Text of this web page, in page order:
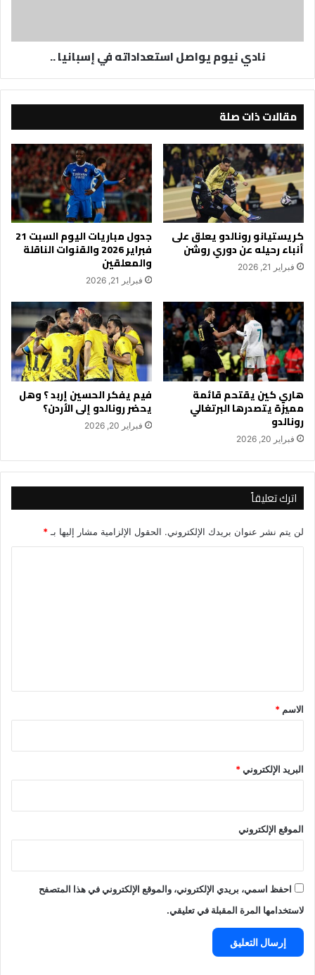
نادي نيوم يواصل استعداداته في إسبانيا ..
مقالات ذات صلة
كريستيانو رونالدو يعلق على
أنباء رحيله عن دوري روشن
فبراير 21, 2026
جدول مباريات اليوم السبت 21
فبراير 2026 والقنوات الناقلة
والمعلقين
فبراير 21, 2026
هاري كين يقتحم قائمة
مميزة يتصدرها البرتغالي
رونالدو
فبراير 20, 2026
فيم يفكر الحسين إربد ؟ وهل
يحضر رونالدو إلى الأردن؟
فبراير 20, 2026
اترك تعليقاً
لن يتم نشر عنوان بريدك الإلكتروني. الحقول الإلزامية مشار إليها بـ *
*
الاسم *
البريد الإلكتروني*
الموقع الإلكتروني
احفظ اسمي، بريدي الإلكتروني، والموقع الإلكتروني في هذا المتصفح
لاستخدامها المرة المقبلة في تعليقي.